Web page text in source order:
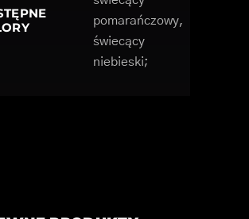
pomarańczowy,
świecący
niebieski;